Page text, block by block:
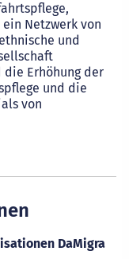
Netzwerk von
und
Erhöhung der
und die
von
DaMigra